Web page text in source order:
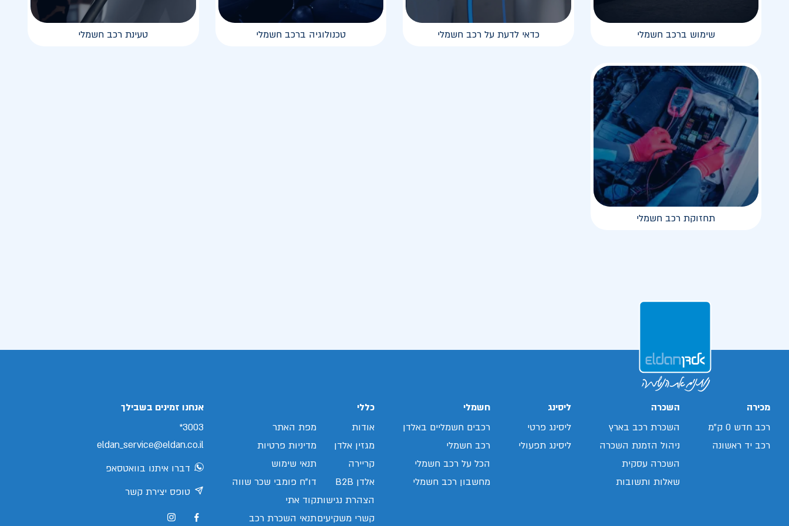
שימוש ברכב חשמלי כדאי לדעת על רכב חשמלי טכנולוגיה ברכב חשמלי טעינת רכב חשמלי
תחזוקת רכב חשמלי
מכירה
רכב חדש 0 ק"מ
רכב יד ראשונה
השכרה
השכרת רכב בארץ
ניהול הזמנת השכרה
השכרה עסקית
שאלות ותשובות
ליסינג
ליסינג פרטי
ליסינג תפעולי
חשמלי
רכבים חשמליים באלדן
רכב חשמלי
הכל על רכב חשמלי
מחשבון רכב חשמלי
כללי
אודות
מגזין אלדן
קריירה
אלדן B2B
הצהרת נגישות
קשרי משקיעים
מפת האתר
מדיניות פרטיות
תנאי שימוש
דו"ח פומבי שכר שווה
קוד אתי
תנאי השכרת רכב
אנחנו זמינים בשבילך
3003*
eldan_service@eldan.co.il
דברו איתנו בוואטסאפ
טופס יצירת קשר